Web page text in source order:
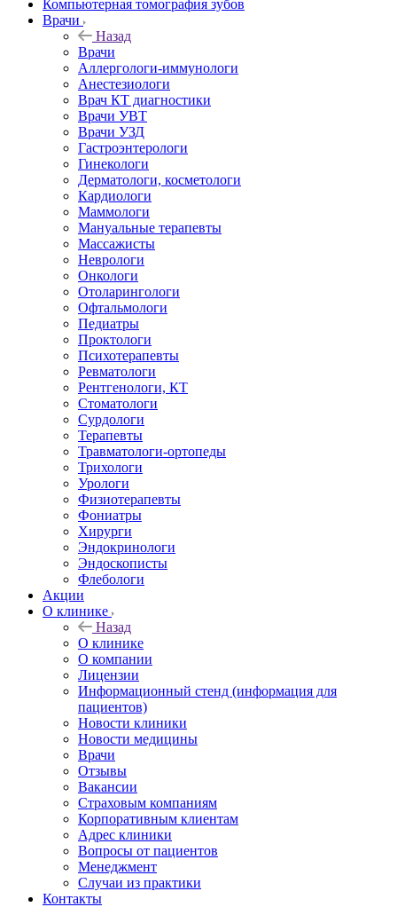
Компьютерная томография зубов
Врачи
Назад
Врачи
Аллергологи-иммунологи
Анестезиологи
Врач КТ диагностики
Врачи УВТ
Врачи УЗД
Гастроэнтерологи
Гинекологи
Дерматологи, косметологи
Кардиологи
Маммологи
Мануальные терапевты
Массажисты
Неврологи
Онкологи
Отоларингологи
Офтальмологи
Педиатры
Проктологи
Психотерапевты
Ревматологи
Рентгенологи, КТ
Стоматологи
Сурдологи
Терапевты
Травматологи-ортопеды
Трихологи
Урологи
Физиотерапевты
Фониатры
Хирурги
Эндокринологи
Эндоскописты
Флебологи
Акции
О клинике
Назад
О клинике
О компании
Лицензии
Информационный стенд (информация для
пациентов)
Новости клиники
Новости медицины
Врачи
Отзывы
Вакансии
Страховым компаниям
Корпоративным клиентам
Адрес клиники
Вопросы от пациентов
Менеджмент
Случаи из практики
Контакты